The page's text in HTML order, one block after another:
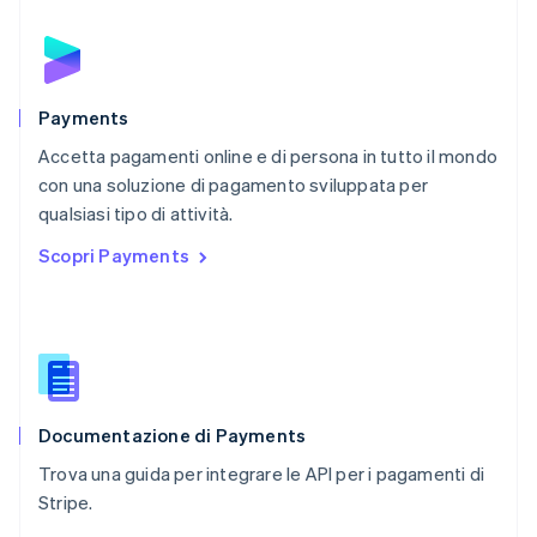
Payments
Accetta pagamenti online e di persona in tutto il mondo
con una soluzione di pagamento sviluppata per
qualsiasi tipo di attività.
Scopri Payments
Documentazione di Payments
Trova una guida per integrare le API per i pagamenti di
Stripe.
Polonia
English
Português
English简体中文
Regno Unito
English
English
English
Slovacchia
Slovenia
Spagna
Español